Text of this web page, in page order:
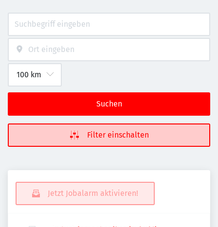
Suchen
Filter einschalten
Jetzt Jobalarm aktivieren!